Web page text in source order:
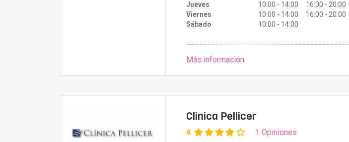
Jueves
10:00 - 14:00 16:00 - 20:00
Viernes
10:00 - 14:00 16:00 - 20:00
Sábado
10:00 - 14:00
Más información
Clinica Pellicer
4 1 Opiniones